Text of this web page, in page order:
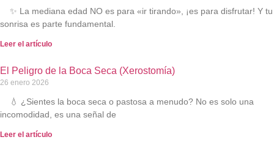
✨ La mediana edad NO es para «ir tirando», ¡es para disfrutar! Y tu
sonrisa es parte fundamental.
Leer el artículo
El Peligro de la Boca Seca (Xerostomía)
26 enero 2026
💧 ¿Sientes la boca seca o pastosa a menudo? No es solo una
incomodidad, es una señal de
Leer el artículo